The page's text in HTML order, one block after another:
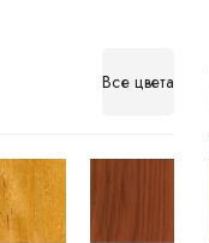
Все цвета